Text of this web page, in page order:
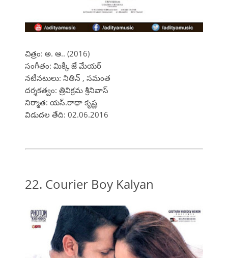
చిత్రం: అ. ఆ.. (2016)
సంగీతం: మిక్కీ జే మేయర్
నటీనటులు: నితిన్ , సమంత
దర్శకత్వం: త్రివిక్రమ శ్రీనివాస్
నిర్మాత: యస్.రాధా కృష్ణ
విడుదల తేది: 02.06.2016
22. Courier Boy Kalyan